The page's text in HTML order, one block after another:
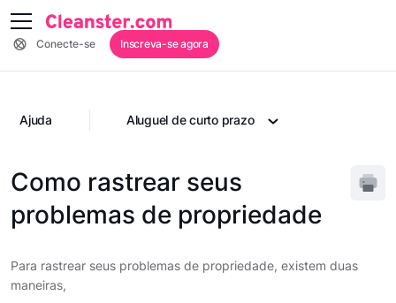
Conecte-se Inscreva-se agora
Ajuda Aluguel de curto prazo
Como rastrear seus
problemas de propriedade
Para rastrear seus problemas de propriedade, existem duas
maneiras,